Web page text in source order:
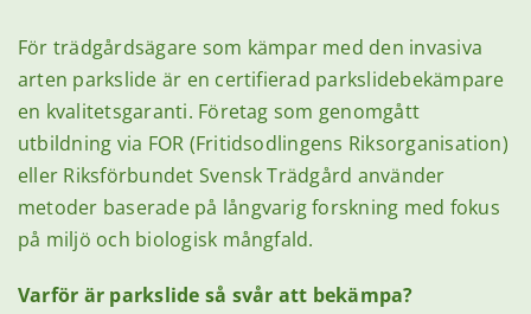
För trädgårdsägare som kämpar med den invasiva
arten parkslide är en certifierad parkslidebekämpare
en kvalitetsgaranti. Företag som genomgått
utbildning via FOR (Fritidsodlingens Riksorganisation)
eller Riksförbundet Svensk Trädgård använder
metoder baserade på långvarig forskning med fokus
på miljö och biologisk mångfald.
Varför är parkslide så svår att bekämpa?